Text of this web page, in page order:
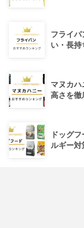
フライ
い・長持
マヌカ
高さを徹
ドッグ
ルギー対